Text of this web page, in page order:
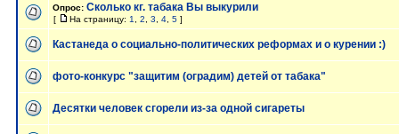
Опрос: Сколько кг. табака Вы выкурили
[ На страницу: 1 2 3 4 5 ]
Кастанеда о социально-политических реформах и о курении :)
фото-конкурс "защитим (оградим) детей от табака"
Десятки человек сгорели из-за одной сигареты